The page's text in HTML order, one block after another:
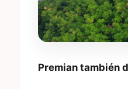
Premian también